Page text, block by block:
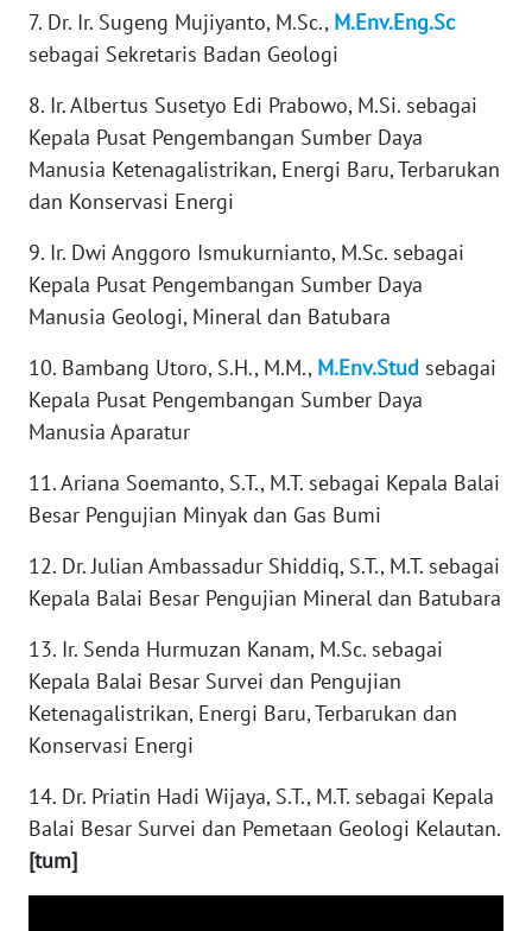
7. Dr. Ir. Sugeng Mujiyanto, M.Sc., M.Env.Eng.Sc
sebagai Sekretaris Badan Geologi
8. Ir. Albertus Susetyo Edi Prabowo, M.Si. sebagai
Kepala Pusat Pengembangan Sumber Daya
Manusia Ketenagalistrikan, Energi Baru, Terbarukan
dan Konservasi Energi
9. Ir. Dwi Anggoro Ismukurnianto, M.Sc. sebagai
Kepala Pusat Pengembangan Sumber Daya
Manusia Geologi, Mineral dan Batubara
10. Bambang Utoro, S.H., M.M., M.Env.Stud sebagai
Kepala Pusat Pengembangan Sumber Daya
Manusia Aparatur
11. Ariana Soemanto, S.T., M.T. sebagai Kepala Balai
Besar Pengujian Minyak dan Gas Bumi
12. Dr. Julian Ambassadur Shiddiq, S.T., M.T. sebagai
Kepala Balai Besar Pengujian Mineral dan Batubara
13. Ir. Senda Hurmuzan Kanam, M.Sc. sebagai
Kepala Balai Besar Survei dan Pengujian
Ketenagalistrikan, Energi Baru, Terbarukan dan
Konservasi Energi
14. Dr. Priatin Hadi Wijaya, S.T., M.T. sebagai Kepala
Balai Besar Survei dan Pemetaan Geologi Kelautan.
[tum]
WN
BENGKULU
WN
LAMPUNG
WN
NUSANTARA
JOGJA
WN
JATIM
WN
BALI
KALBAR
WN